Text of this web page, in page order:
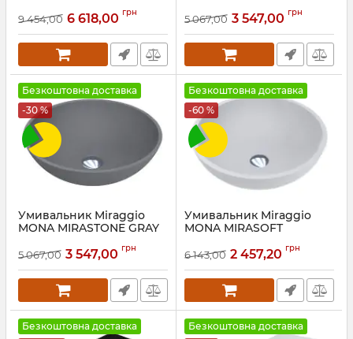
9 454,00 6 618,00 грн 5 067,00 3 547,00 грн
Безкоштовна доставка
-30 %
Умивальник Miraggio
MONA MIRASTONE GRAY
5 067,00 3 547,00 грн
Безкоштовна доставка
-60 %
Умивальник Miraggio
MONA MIRASOFT
6 143,00 2 457,20 грн
Безкоштовна доставка
Безкоштовна доставка